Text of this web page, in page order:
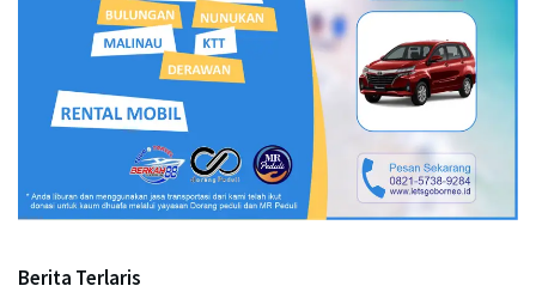
Berita Terlaris